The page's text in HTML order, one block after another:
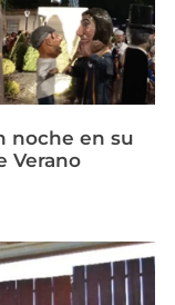
noche en su
Verano